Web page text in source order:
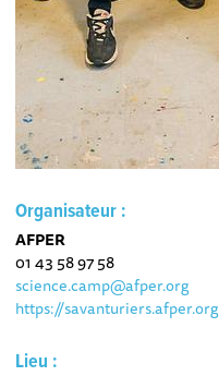
Organisateur :
AFPER
01 43 58 97 58
science.camp@afper.org
https://savanturiers.afper.org
Lieu :